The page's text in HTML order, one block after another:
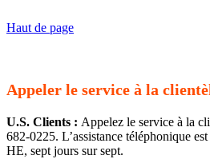
Haut de page
Appeler le service à la
U.S. Clients : Appelez le service à la
682-0225. L’assistance téléphonique
HE, sept jours sur sept.